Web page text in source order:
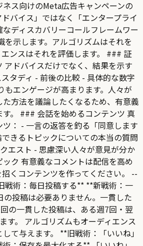
ス向けのMeta広告キャンペーンの
バイス」ではなく「エンタープライ
ディスカバリーコールフレームワー
を示します。アルゴリズムはそれを
ンスはそれを評価します。 ### 証
アドバイスだけでなく、結果を示す
タディ - 前後の比較 - 具体的な数字
もエンゲージが高まります。人々が
方法を議論したくなるため、有意義
。 ### 会話を始めるコンテンツ 真
： - 一言の返答を釣る「同意します
きるトピックについての本当の質問
エスト - 思慮深い人々が意見が分か
ク 有意義なコメントは配信を高め
くコンテンツを作ってください。 --
戦術：毎日投稿する** **新戦術：一
投稿は必要ありません。一貫した
の一貫した投稿は、ある週7回・翌
す。 アルゴリズムもオーディエンス
て与えます。 **旧戦術：「いいね」